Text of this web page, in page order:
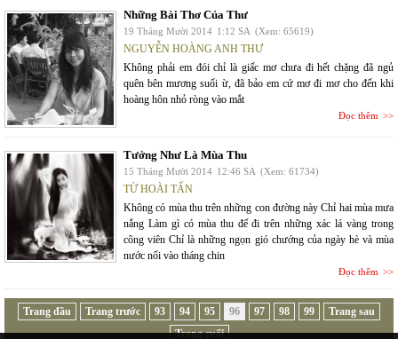
Những Bài Thơ Của Thư
19 Tháng Mười 2014 1:12 SA (Xem: 65619)
NGUYỄN HOÀNG ANH THƯ
Không phải em đói chỉ là giấc mơ chưa đi hết chặng đã ngủ
quên bên mương suối ừ, đã bảo em cứ mơ đi mơ cho đến khi
hoàng hôn nhỏ ròng vào mắt
Đọc thêm
Tưởng Như Là Mùa Thu
15 Tháng Mười 2014 12:46 SA (Xem: 61734)
TỪ HOÀI TẤN
Không có mùa thu trên những con đường này Chỉ hai mùa mưa
nắng Làm gì có mùa thu để đi trên những xác lá vàng trong
công viên Chỉ là những ngọn gió chướng của ngày hè và mùa
nước nổi vào tháng chin
Đọc thêm
Trang đầu Trang trước 93 94 95 96 97 98 99
Trang sau
Trang cuối